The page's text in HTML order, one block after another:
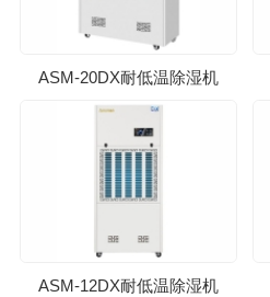
ASM-20DX耐低温除湿机
ASM-12DX耐低温除湿机